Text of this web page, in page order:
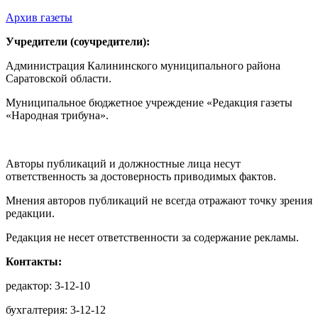
Архив газеты
Учредители (соучредители):
Администрация Калининского муниципального района
Саратовской области.
Муниципальное бюджетное учреждение «Редакция газеты
«Народная трибуна».
Авторы публикаций и должностные лица несут
ответственность за достоверность приводимых фактов.
Мнения авторов публикаций не всегда отражают точку зрения
редакции.
Редакция не несет ответственности за содержание рекламы.
Контакты:
редактор: 3-12-10
бухгалтерия: 3-12-12